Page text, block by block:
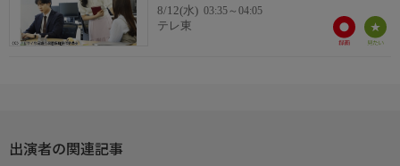
【脚本】上野詩織
【監督】加藤綾佳
RECORDS)
8/12(水) 03:35～04:05
テレ東
出演者の関連記事